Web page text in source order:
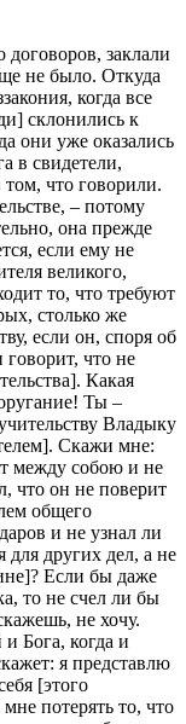
заклали
не было. Откуда
когда все
склонились к
они уже оказались
в свидетели,
том, что говорили.
– потому
она прежде
если ему не
великого,
то, что требуют
столько же
если он, споря об
говорит, что не
Какая
Ты –
Владыку
Скажи мне:
между собою и не
что он не поверит
общего
и не узнал ли
для других дел, а не
Если бы даже
то не счел ли бы
не хочу.
Бога, когда и
я представлю
[этого
потерять то, что